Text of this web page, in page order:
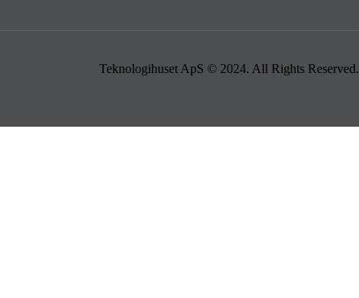
Teknologihuset ApS © 2024. All Rights Reserved.